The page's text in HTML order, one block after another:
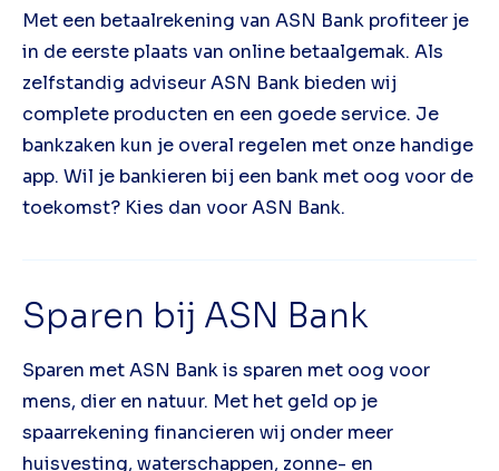
Met een betaalrekening van ASN Bank profiteer je
in de eerste plaats van online betaalgemak. Als
zelfstandig adviseur ASN Bank bieden wij
complete producten en een goede service. Je
bankzaken kun je overal regelen met onze handige
app. Wil je bankieren bij een bank met oog voor de
toekomst? Kies dan voor ASN Bank.
Sparen bij ASN Bank
Sparen met ASN Bank is sparen met oog voor
mens, dier en natuur. Met het geld op je
spaarrekening financieren wij onder meer
huisvesting, waterschappen, zonne- en